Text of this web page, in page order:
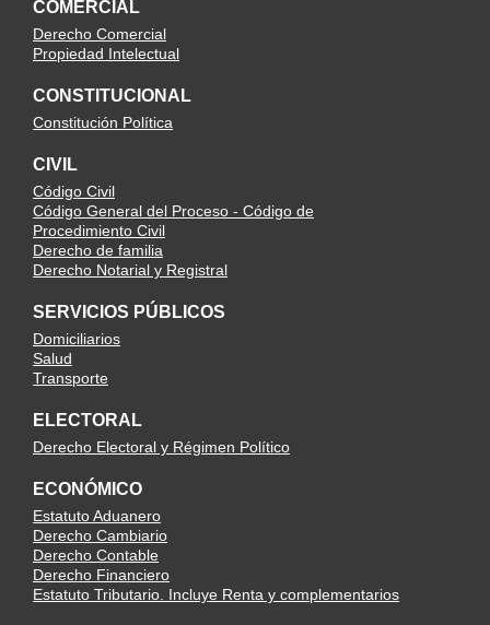
COMERCIAL
Derecho Comercial
Propiedad Intelectual
CONSTITUCIONAL
Constitución Política
CIVIL
Código Civil
Código General del Proceso - Código de
Procedimiento Civil
Derecho de familia
Derecho Notarial y Registral
SERVICIOS PÚBLICOS
Domiciliarios
Salud
Transporte
ELECTORAL
Derecho Electoral y Régimen Político
ECONÓMICO
Estatuto Aduanero
Derecho Cambiario
Derecho Contable
Derecho Financiero
Estatuto Tributario. Incluye Renta y complementarios